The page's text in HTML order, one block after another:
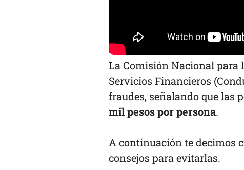
La Comisión Nacional para
Servicios Financieros
fraudes, señalando que las
mil pesos por persona.
A continuación te decimos
consejos para evitarlas.